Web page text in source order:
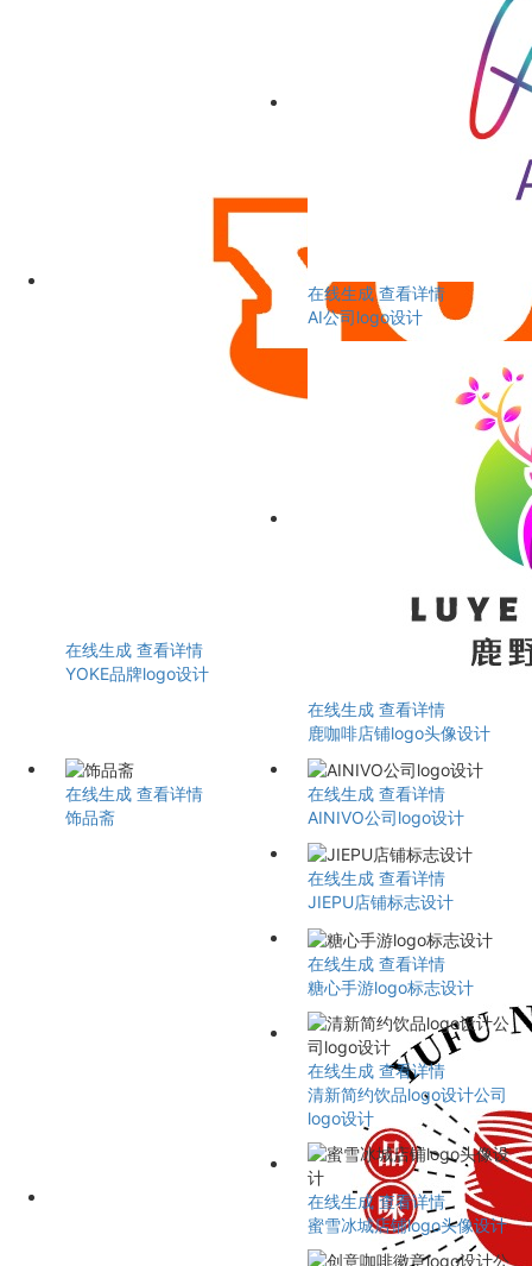
在线生成 查看详情
YOKE品牌logo设计
在线生成 查看详情
AI公司logo设计
在线生成 查看详情
鹿咖啡店铺logo头像设计
在线生成 查看详情
饰品斋
在线生成 查看详情
AINIVO公司logo设计
在线生成 查看详情
JIEPU店铺标志设计
在线生成 查看详情
糖心手游logo标志设计
在线生成 查看详情
清新简约饮品logo设计公司
logo设计
在线生成 查看详情
蜜雪冰城店铺logo头像设计